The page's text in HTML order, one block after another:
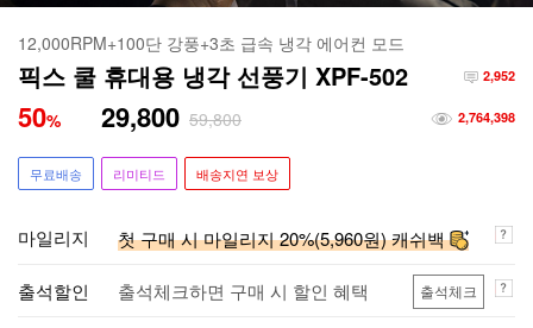
12,000RPM+100단 강풍+3초 급속 냉각 에어컨 모드
픽스 쿨 휴대용 냉각 선풍기 XPF-502 2,952
50% 29,800 59,800 2,764,398
무료배송 리미티드 배송지연 보상
마일리지 첫 구매 시 마일리지 20%(5,960원) 캐쉬백
출석할인 출석체크하면 구매 시 할인 혜택 출석체크